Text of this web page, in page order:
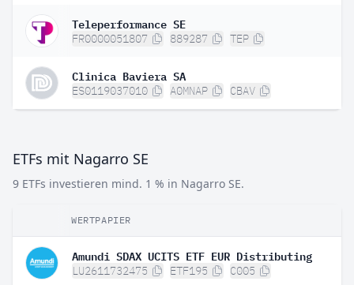
Teleperformance SE
FR0000051807 889287 TEP
Clinica Baviera SA
ES0119037010 A0MNAP CBAV
ETFs mit Nagarro SE
9 ETFs investieren mind. 1 % in Nagarro SE.
WERTPAPIER
Amundi SDAX UCITS ETF EUR Distributing
LU2611732475 ETF195 C005